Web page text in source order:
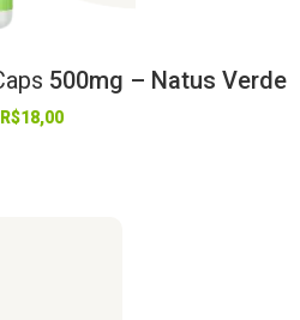
500mg – Natus Verde
R$18,00